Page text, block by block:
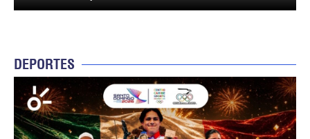
DEPORTES